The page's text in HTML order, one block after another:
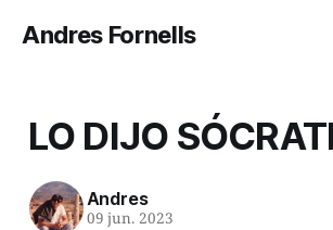
Andres Fornells
LO DIJO
Andres
09 jun. 2023